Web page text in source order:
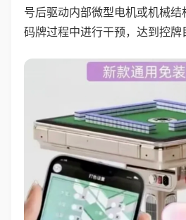
号后驱动内部微型电机或机械结
码牌过程中进行干预，达到控牌